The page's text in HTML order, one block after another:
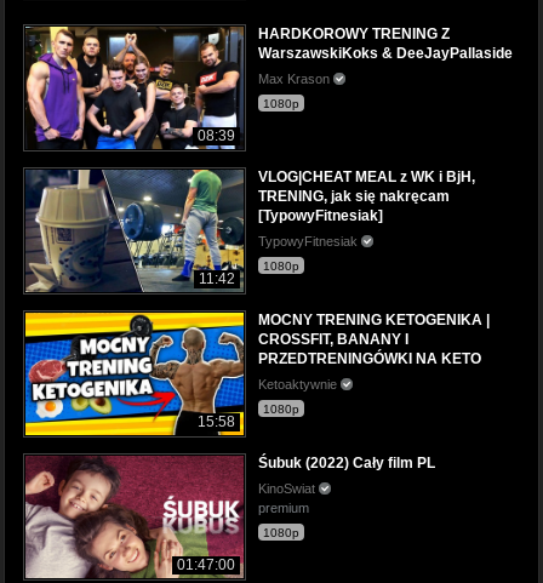
08:39
HARDKOROWY TRENING Z
WarszawskiKoks & DeeJayPallaside
Max Krason
1080p
11:42
VLOG|CHEAT MEAL z WK i BjH,
TRENING, jak się nakręcam
[TypowyFitnesiak]
TypowyFitnesiak
1080p
15:58
MOCNY TRENING KETOGENIKA |
CROSSFIT, BANANY I
PRZEDTRENINGÓWKI NA KETO
Ketoaktywnie
1080p
01:47:00
Śubuk (2022) Cały film PL
KinoSwiat
premium
1080p